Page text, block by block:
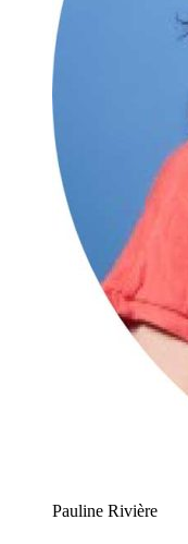
Pauline Rivière